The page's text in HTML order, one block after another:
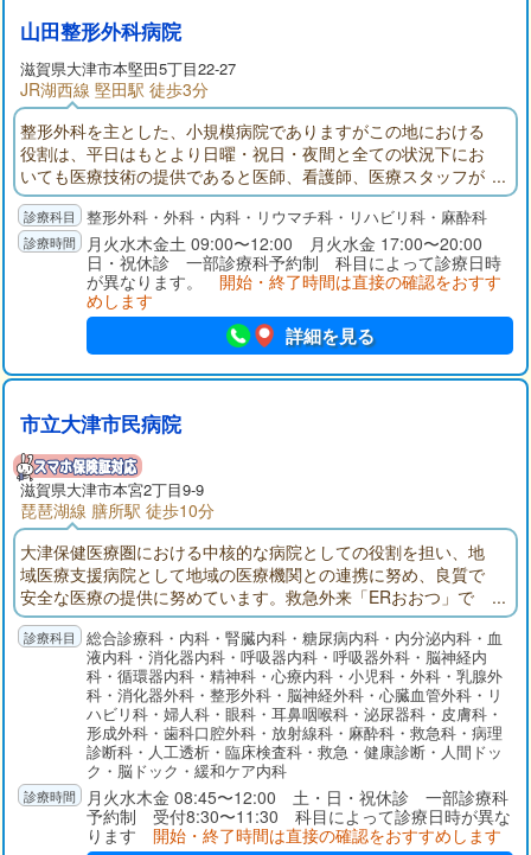
山田整形外科病院
滋賀県大津市本堅田5丁目22-27
JR湖西線 堅田駅 徒歩3分
整形外科を主とした、小規模病院でありますがこの地における
役割は、平日はもとより日曜・祝日・夜間と全ての状況下にお
いても医療技術の提供であると医師、看護師、医療スタッフが
一つのチームとなってお応えしています。
整形外科・外科・内科・リウマチ科・リハビリ科・麻酔科
月火水木金土 09:00〜12:00 月火水金 17:00〜20:00
日・祝休診 一部診療科予約制 科目によって診療日時
が異なります。 開始・終了時間は直接の確認をおすす
めします
詳細を見る
市立大津市民病院
滋賀県大津市本宮2丁目9-9
琵琶湖線 膳所駅 徒歩10分
大津保健医療圏における中核的な病院としての役割を担い、地
域医療支援病院として地域の医療機関との連携に努め、良質で
安全な医療の提供に努めています。救急外来「ERおおつ」で
は、24時間365日「とまらない救急」を掲げ、救急専門医を中心
に他科医師やICUと速やかに連携しています。健診センターでは
各種検診や予防接種を行うとともに、早期発見から内視鏡およ
び外科的手術治療、化学療法、放射線治療そして緩和ケアにい
たるまで、シームレスで集学的ながん診療を提供しています。
総合診療科・内科・腎臓内科・糖尿病内科・内分泌内科・血
液内科・消化器内科・呼吸器内科・呼吸器外科・脳神経内
科・循環器内科・精神科・心療内科・小児科・外科・乳腺外
科・消化器外科・整形外科・脳神経外科・心臓血管外科・リ
ハビリ科・婦人科・眼科・耳鼻咽喉科・泌尿器科・皮膚科・
形成外科・歯科口腔外科・放射線科・麻酔科・救急科・病理
診断科・人工透析・臨床検査科・救急・健康診断・人間ドッ
ク・脳ドック・緩和ケア内科
月火水木金 08:45〜12:00 土・日・祝休診 一部診療科
予約制 受付8:30〜11:30 科目によって診療日時が異な
ります 開始・終了時間は直接の確認をおすすめします